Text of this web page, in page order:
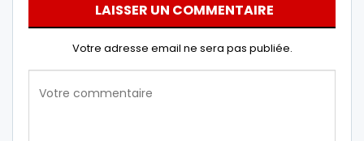
LAISSER UN COMMENTAIRE
Votre adresse email ne sera pas publiée.